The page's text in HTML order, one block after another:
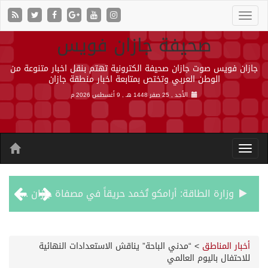
صحيفة جازان فويس
جازان فويس صوت جازان صحيفة الكترونية تهتم بنقل اخبار متنوعة من
الوطن العربي وتختص بمتابعة اخبار منطقة جازان
الأحد , 25 صفر 1448 هـ , 9 أغسطس 2026 م
وزارة الطاقة: أرامكو تُخمد حريقاً في مصفاة جازان دون إصابات
أخبار المناطق > “مدني الباحة” يناقش الاستعدادات النهائية
للاحتفال باليوم العالمي